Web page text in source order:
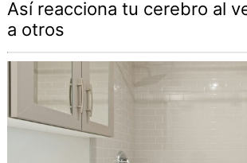
Así reacciona tu cerebro al
a otros